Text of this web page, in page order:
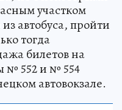
участком
автобуса, пройти
тогда
билетов на
№ 552 и № 554
автовокзале.